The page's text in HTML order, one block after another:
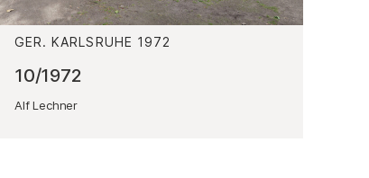
GER. KARLSRUHE 1972
10/1972
Alf Lechner